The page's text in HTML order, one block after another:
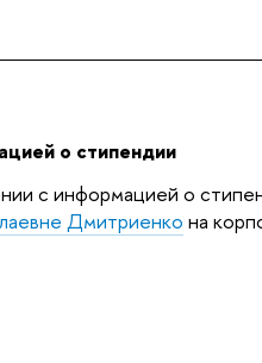
о стипендии
с информацией о
Дмитриенко на